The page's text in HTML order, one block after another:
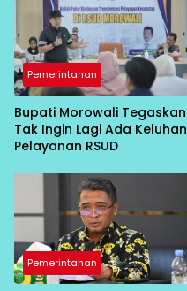
Pemerintahan
Bupati Morowali Tegaskan
Tak Ingin Lagi Ada Keluhan
Pelayanan RSUD
Pemerintahan